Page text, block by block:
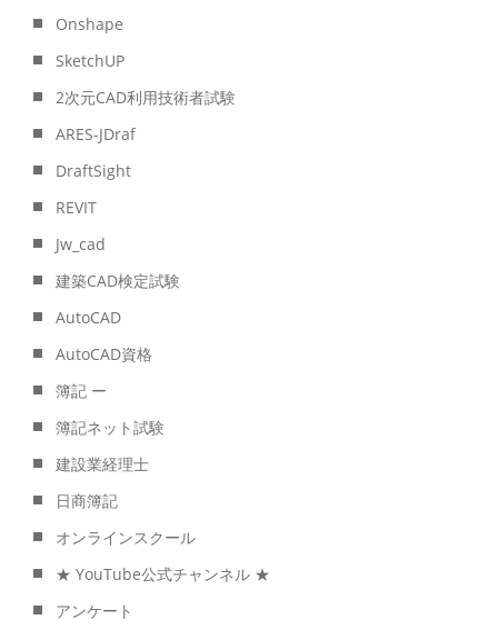
Onshape
SketchUP
2次元CAD利用技術者試験
ARES-JDraf
DraftSight
REVIT
Jw_cad
建築CAD検定試験
AutoCAD
AutoCAD資格
簿記 ー
簿記ネット試験
建設業経理士
日商簿記
オンラインスクール
★ YouTube公式チャンネル ★
アンケート